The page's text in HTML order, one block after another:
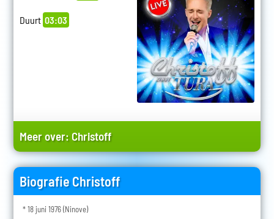
Duurt 03:03
Meer over: Christoff
Biografie Christoff
* 18 juni 1976 (Ninove)